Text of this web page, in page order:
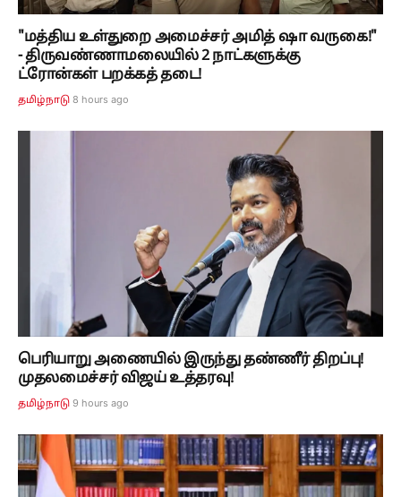
"மத்திய உள்துறை அமைச்சர் அமித் ஷா வருகை!"
- திருவண்ணாமலையில் 2 நாட்களுக்கு
ட்ரோன்கள் பறக்கத் தடை!
தமிழ்நாடு 8 hours ago
பெரியாறு அணையில் இருந்து தண்ணீர் திறப்பு!
முதலமைச்சர் விஜய் உத்தரவு!
தமிழ்நாடு 9 hours ago